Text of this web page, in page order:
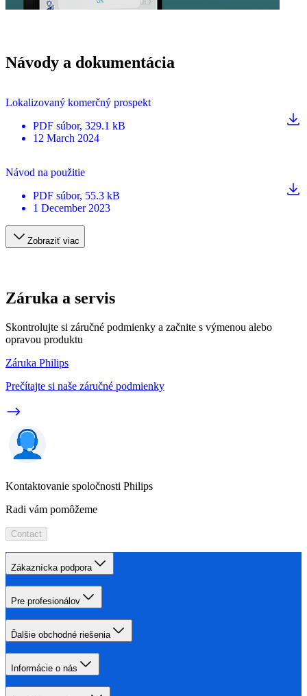
Návody a dokumentácia
Lokalizovaný komerčný prospekt
PDF súbor, 329.1 kB
12 March 2024
Návod na použitie
PDF súbor, 55.3 kB
1 December 2023
Zobraziť viac
Záruka a servis
Skontrolujte si záručné podmienky a začnite s výmenou alebo
opravou produktu
Záruka Philips
Prečítajte si naše záručné podmienky
Kontaktovanie spoločnosti Philips
Radi vám pomôžeme
Contact
Zákaznícka podpora
Pre profesionálov
Ďalšie obchodné riešenia
Informácie o nás